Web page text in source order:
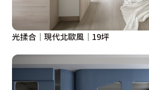
光揉合│現代北歐風│19坪